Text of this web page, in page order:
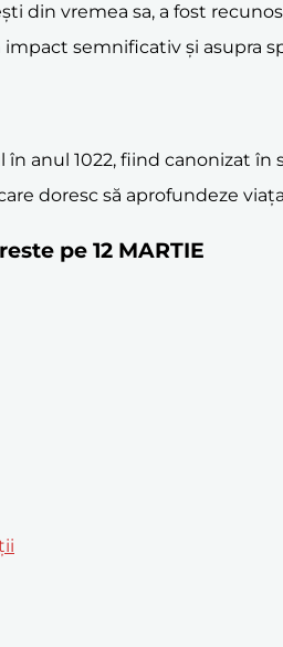
din vremea sa, a fost
semnificativ și asupra
anul 1022, fiind canonizat
doresc să aprofundeze
pe 12 MARTIE